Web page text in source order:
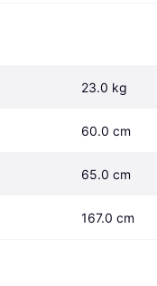
23.0 kg
60.0 cm
65.0 cm
167.0 cm